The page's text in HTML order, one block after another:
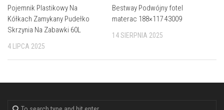
Pojemnik Plastikowy Na
Kółkach Zamykany Pudełko
Skrzynia Na Zabawki 60L
4 LIPCA 2025
Bestway Podwójny fotel
materac 188×117 43009
14 SIERPNIA 2025